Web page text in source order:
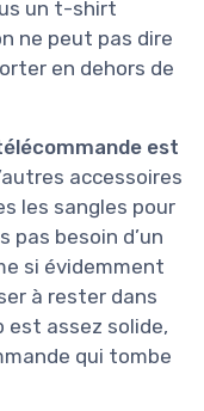
un t-shirt
ne peut pas dire
en dehors de
est
accessoires
les sangles pour
pas besoin d’un
si évidemment
à rester dans
est assez solide,
qui tombe